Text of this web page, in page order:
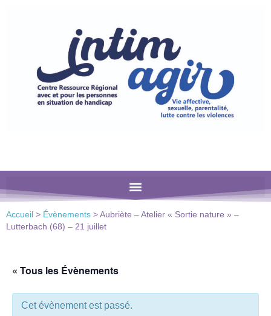
comprend
Accueil > Évènements > Aubriète – Atelier « Sortie nature » –
Lutterbach (68) – 21 juillet
« Tous les Évènements
Cet évènement est passé.